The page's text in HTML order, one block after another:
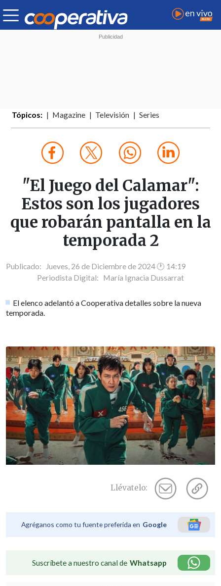
Tópicos: Magazine Televisión Series
"El Juego del Calamar":
Estos son los jugadores
que robarán pantalla en la
temporada 2
Publicado: Jueves, 26 de Diciembre de 2024 🕐 14:19
Periodista Digital: María Ignacia Dussarrat
El elenco adelantó a Cooperativa detalles sobre la nueva
temporada.
Llévatelo:
Agréganos como tu fuente preferida en Google
Suscríbete a nuestro canal de Whatsapp